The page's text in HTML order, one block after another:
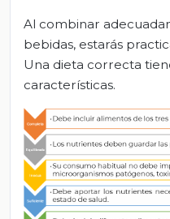
Al combinar
bebidas, estarás
Una dieta correcta
características.